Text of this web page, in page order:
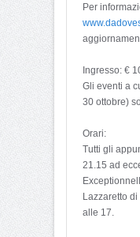
Per
Ingresso: €
Gli eventi a
30 ottobre)
Orari:
Tutti gli
21.15 ad
Lazzaretto
alle 17.